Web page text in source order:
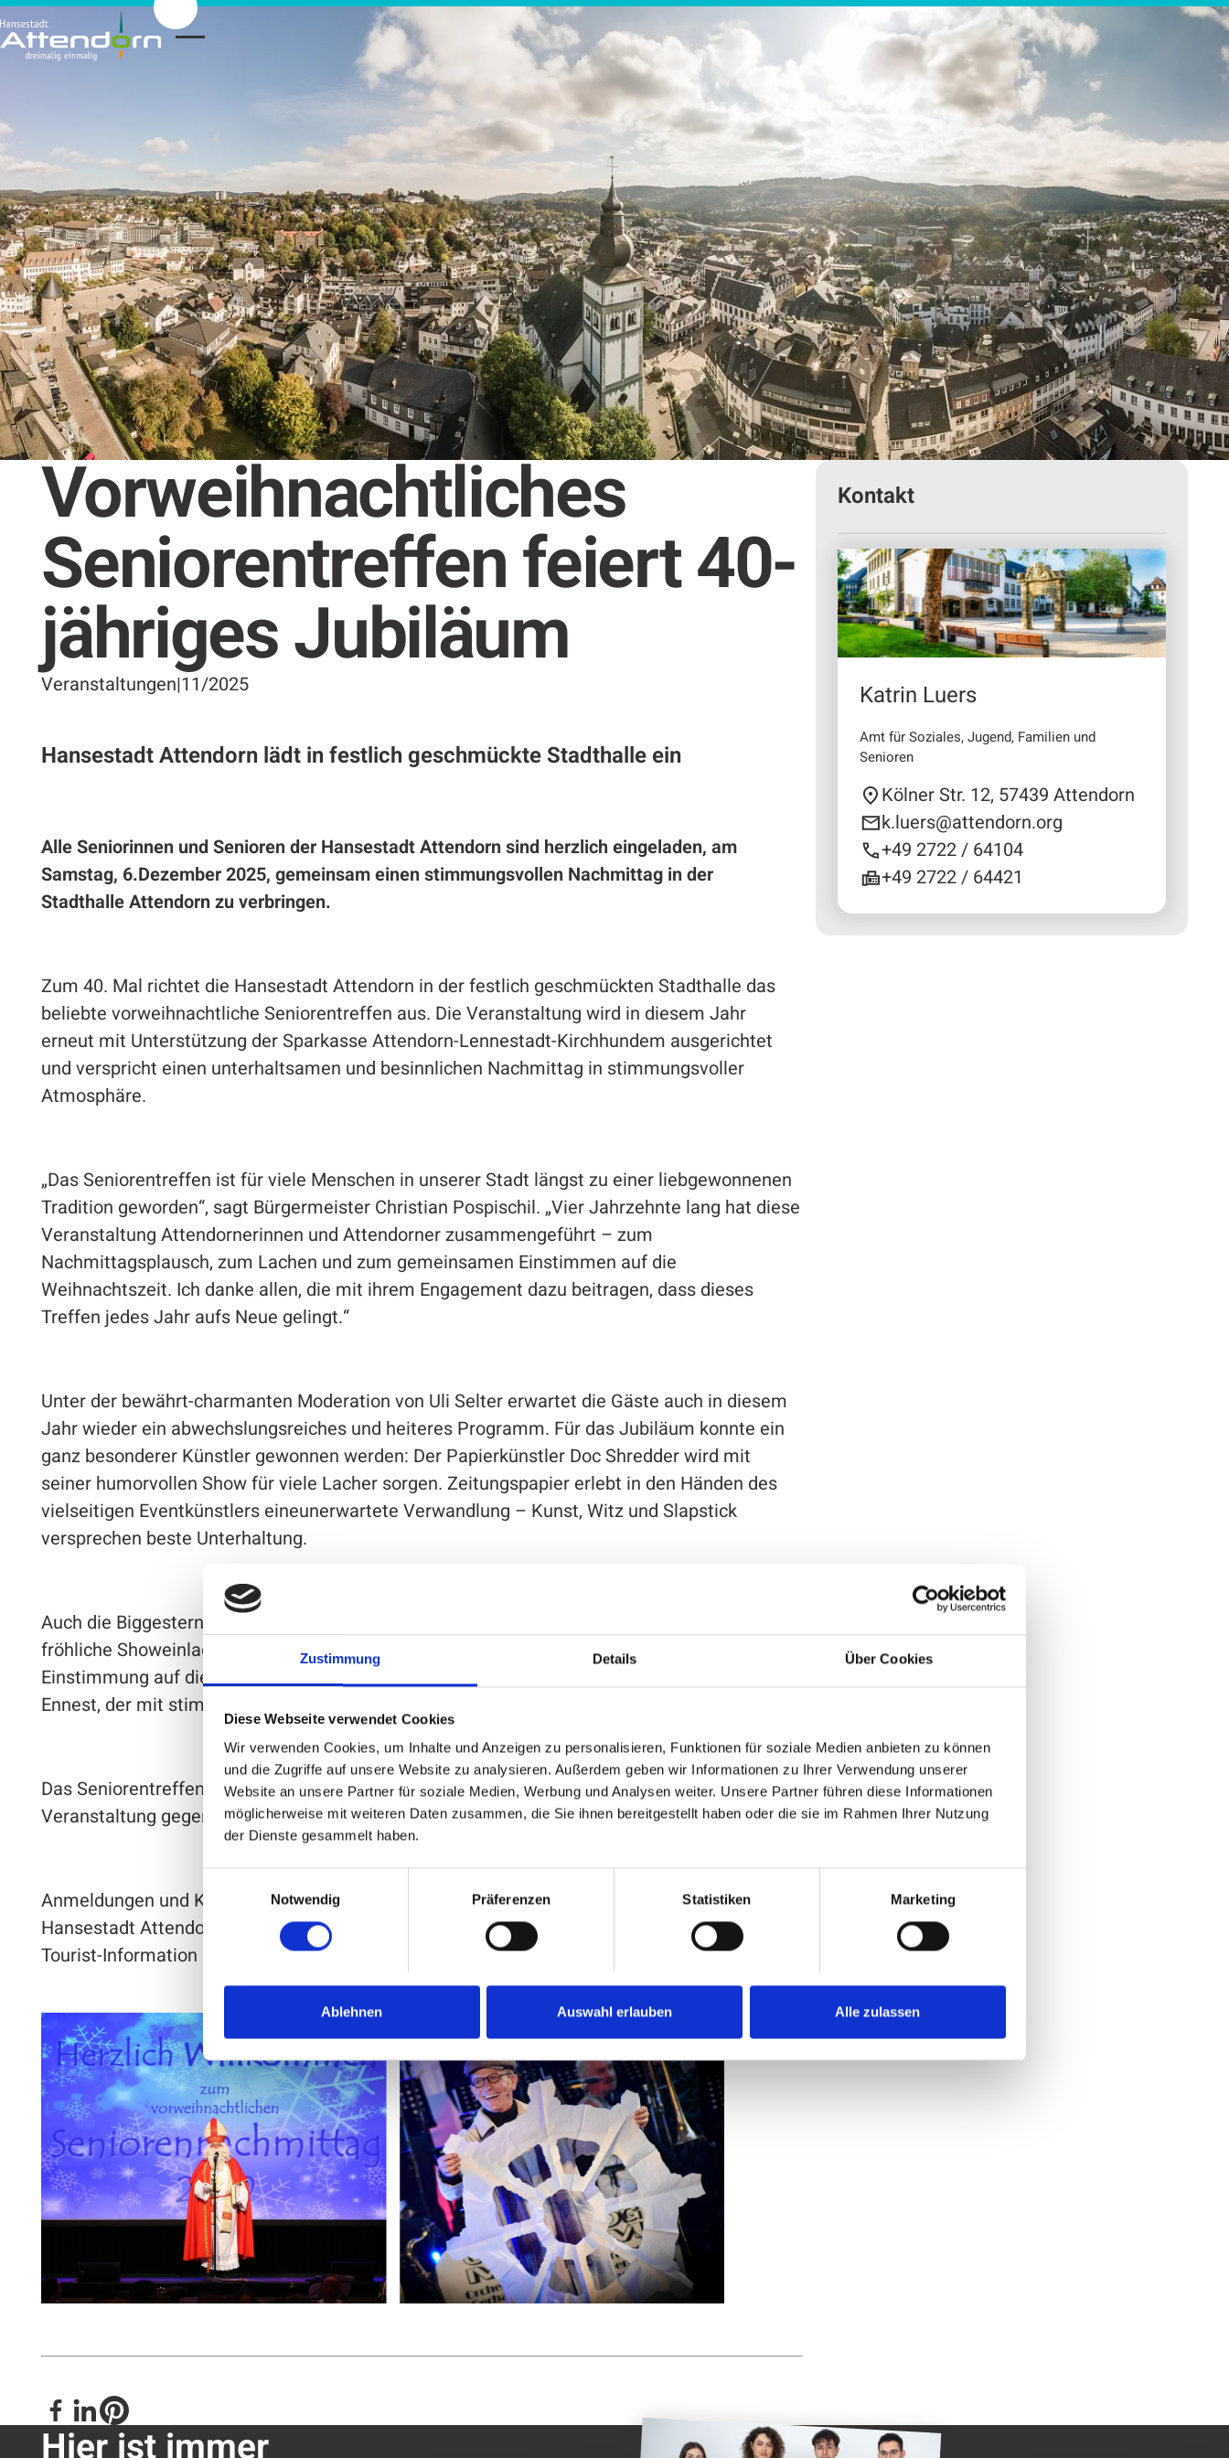
Zustimmung Details Über Cookies
Diese Webseite verwendet Cookies
Wir verwenden Cookies, um Inhalte und Anzeigen zu personalisieren, Funktionen für soziale Medien anbieten zu können
und die Zugriffe auf unsere Website zu analysieren. Außerdem geben wir Informationen zu Ihrer Verwendung unserer
Website an unsere Partner für soziale Medien, Werbung und Analysen weiter. Unsere Partner führen diese Informationen
möglicherweise mit weiteren Daten zusammen, die Sie ihnen bereitgestellt haben oder die sie im Rahmen Ihrer Nutzung
der Dienste gesammelt haben.
Notwendig
Präferenzen Statistiken Marketing
Ablehnen Auswahl erlauben Alle zulassen
Vorweihnachtliches
Seniorentreffen feiert 40-
jähriges Jubiläum
Veranstaltungen|11/2025
Hansestadt Attendorn lädt in festlich geschmückte Stadthalle ein
Alle Seniorinnen und Senioren der Hansestadt Attendorn sind herzlich eingeladen, am
Samstag, 6.Dezember 2025, gemeinsam einen stimmungsvollen Nachmittag in der
Stadthalle Attendorn zu verbringen.
Zum 40. Mal richtet die Hansestadt Attendorn in der festlich geschmückten Stadthalle das
beliebte vorweihnachtliche Seniorentreffen aus. Die Veranstaltung wird in diesem Jahr
erneut mit Unterstützung der Sparkasse Attendorn-Lennestadt-Kirchhundem ausgerichtet
und verspricht einen unterhaltsamen und besinnlichen Nachmittag in stimmungsvoller
Atmosphäre.
„Das Seniorentreffen ist für viele Menschen in unserer Stadt längst zu einer liebgewonnenen
Tradition geworden“, sagt Bürgermeister Christian Pospischil. „Vier Jahrzehnte lang hat diese
Veranstaltung Attendornerinnen und Attendorner zusammengeführt – zum
Nachmittagsplausch, zum Lachen und zum gemeinsamen Einstimmen auf die
Weihnachtszeit. Ich danke allen, die mit ihrem Engagement dazu beitragen, dass dieses
Treffen jedes Jahr aufs Neue gelingt.“
Unter der bewährt-charmanten Moderation von Uli Selter erwartet die Gäste auch in diesem
Jahr wieder ein abwechslungsreiches und heiteres Programm. Für das Jubiläum konnte ein
ganz besonderer Künstler gewonnen werden: Der Papierkünstler Doc Shredder wird mit
seiner humorvollen Show für viele Lacher sorgen. Zeitungspapier erlebt in den Händen des
vielseitigen Eventkünstlers eineunerwartete Verwandlung – Kunst, Witz und Slapstick
versprechen beste Unterhaltung.
Auch die Biggesterne tragen mit ihrem Auftritt zur guten Laune bei und präsentieren eine
fröhliche Showeinlage. Verschiedene musikalische Darbietungen garantieren die
Einstimmung auf die Weihnachtszeit. Mit von der Partie ist der Frauenchor „Klangwelten“ aus
Ennest, der mit stimmungsvollen Liedern für besinnliche Momente sorgt.
Das Seniorentreffen beginnt um 15 Uhr, Einlass ist ab 14 Uhr. Traditionell endet die
Veranstaltung gegen 18 Uhr nach der Verteilung der Stutenkerle durch den Nikolaus.
Anmeldungen und Karten für diese kostenlose Veranstaltung gibt es auf der Website der
Hansestadt Attendorn unter
Seniorentreffen Anmeldung / Stadtverwaltung Attendorn, in der
Tourist-Information sowie über die Helferinnen und Helfer der Seniorenbetreuung.
Kontakt
Katrin Luers
Amt für Soziales, Jugend, Familien und
Senioren
Kölner Str. 12, 57439 Attendorn
k.luers@attendorn.org
+49 2722 / 64104
+49 2722 / 64421
Kulturring Attendorn mit vielseitigem Programm 2026/2027